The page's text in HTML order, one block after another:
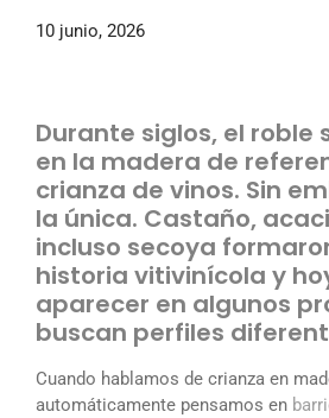
10 junio, 2026
Durante siglos, el roble
en la madera de
crianza de vinos. Sin
la única. Castaño,
incluso secoya
historia vitivinícola y
aparecer en algunos
buscan perfiles
Cuando hablamos de crianza en
automáticamente pensamos en